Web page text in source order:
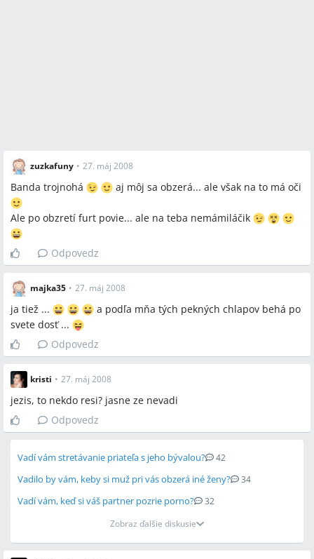
zuzkafuny • 27. máj 2008
Banda trojnohá aj môj sa obzerá... ale však na to má oči
Ale po obzretí furt povie... ale na teba nemámiláčik
Odpovedz
majka35 • 27. máj 2008
ja tiež ...
a podľa mňa tých pekných chlapov behá po
svete dosť ...
Odpovedz
kristi • 27. máj 2008
jezis, to nekdo resi? jasne ze nevadi
Odpovedz
Vadí vám stretávanie priateľa s jeho bývalou? 42
Vadilo by vám, keby si muž pri vás obzerá iné ženy? 34
Vadí vám, keď si váš partner pozrie porno?
32
Zobraz ďalšie diskusie